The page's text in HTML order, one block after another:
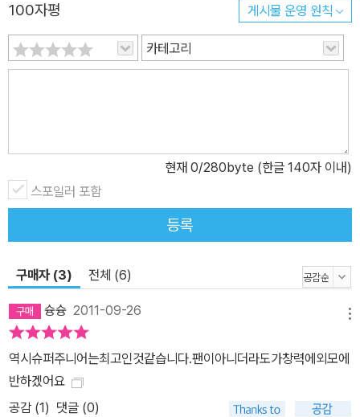
100자평 게시물 운영 원칙
카테고리
현재 0/280byte (한글 140자 이내)
스포일러 포함
등록
구매자 (3) 전체 (6)
슝슝 2011-09-26
역시슈퍼주니어는최고인것같습니다.팬이아니더라도가창력에외모에
반하겠어요
공감 (1) 댓글 (0)